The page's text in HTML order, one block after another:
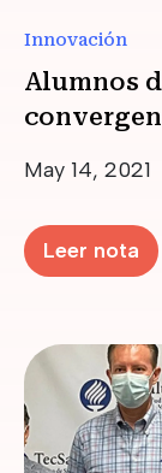
Innovación
Alumnos
Date
May 14, 2021
Leer nota